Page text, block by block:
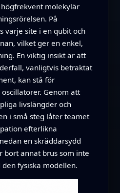
molekylär
På
varje site i en qubit och
vilket ger en enkel,
En viktig insikt är att
vanligtvis betraktat
kan stå för
Genom att
livslängder och
i små steg låter teamet
efterlikna
en skräddarsydd
bort annat brus som inte
fysiska modellen.